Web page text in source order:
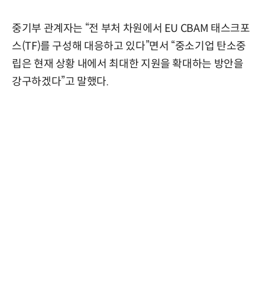
중기부 관계자는 “전 부처 차원에서 EU CBAM 태스크포
스(TF)를 구성해 대응하고 있다”면서 “중소기업 탄소중
립은 현재 상황 내에서 최대한 지원을 확대하는 방안을
강구하겠다”고 말했다.